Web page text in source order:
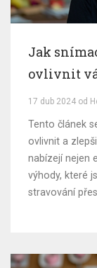
Jak
ovlivnit
17 dub 2024 od
Tento článek
ovlivnit a
nabízejí nejen
výhody, které
stravování